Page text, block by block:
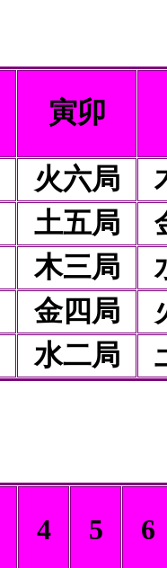
寅卯
火六局
土五局
木三局
金四局
水二局
4 5 6